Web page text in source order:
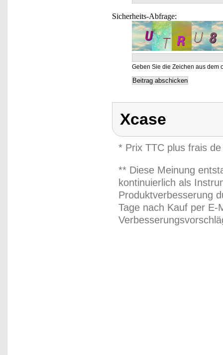
Sicherheits-Abfrage:
Geben Sie die Zeichen aus dem
Xcase
* Prix TTC plus frais
** Diese Meinung
kontinuierlich als
Produktverbesserung
Tage nach Kauf per E-